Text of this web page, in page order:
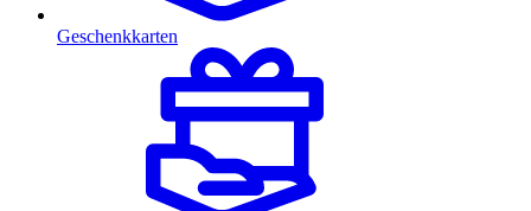
Geschenkkarten